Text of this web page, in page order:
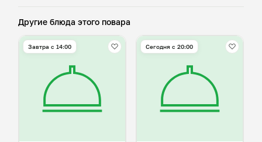
Другие блюда этого повара
Завтра c 14:00 Сегодня с 20:00